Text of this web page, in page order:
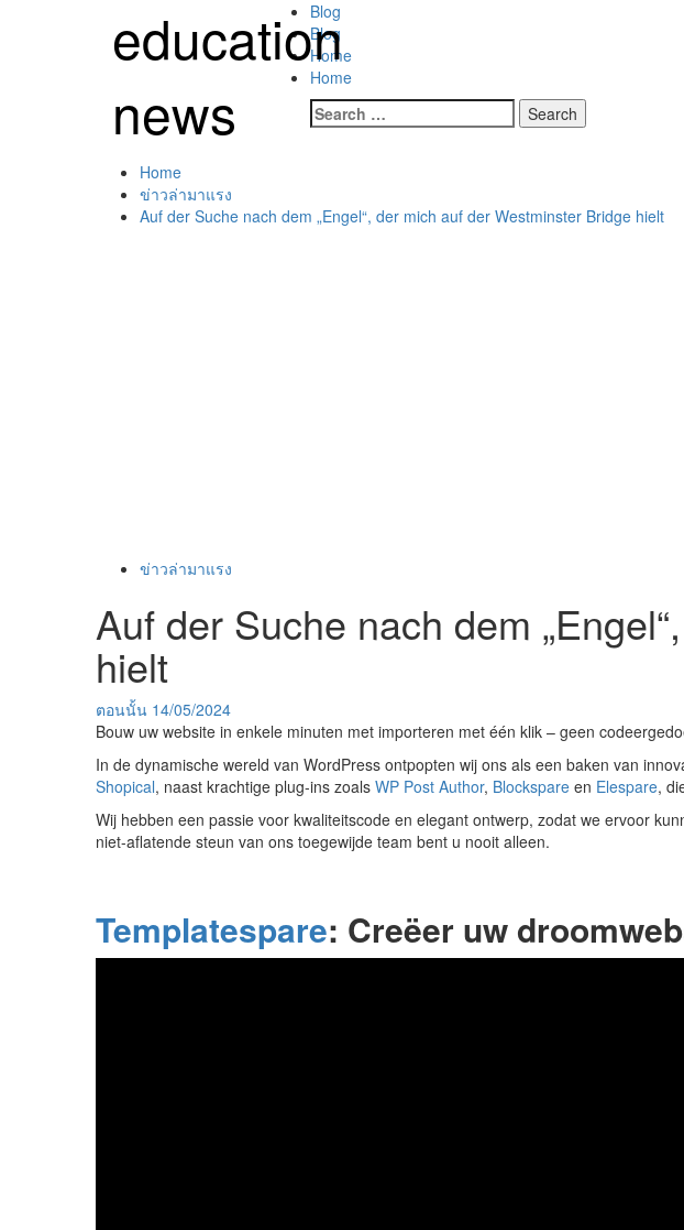
education
news
Primary
Menu
Blog
Blog
Home
Home
Search
for:
Home
ข่าวล่ามาแรง
Auf der Suche nach dem „Engel“, der mich auf der Westminster Bridge hielt
ข่าวล่ามาแรง
Auf der Suche nach dem
hielt
ตอนนั้น 14/05/2024
Bouw uw website in enkele minuten met importeren met één klik – geen
In de dynamische wereld van WordPress ontpopten wij ons als een baken van
Shopical, naast krachtige plug-ins zoals WP Post Author, Blockspare en Elespare,
Wij hebben een passie voor kwaliteitscode en elegant ontwerp, zodat we ervoor
niet-aflatende steun van ons toegewijde team bent u nooit alleen.
Templatespare: Creëer uw